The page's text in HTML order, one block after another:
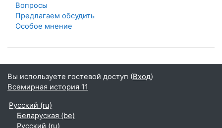
Вопросы
Предлагаем обсудить
Особое мнение
Вы используете гостевой доступ (Вход)
Всемирная история 11
Русский ‎(ru)‎
Беларуская ‎(be)‎
Русский ‎(ru)‎